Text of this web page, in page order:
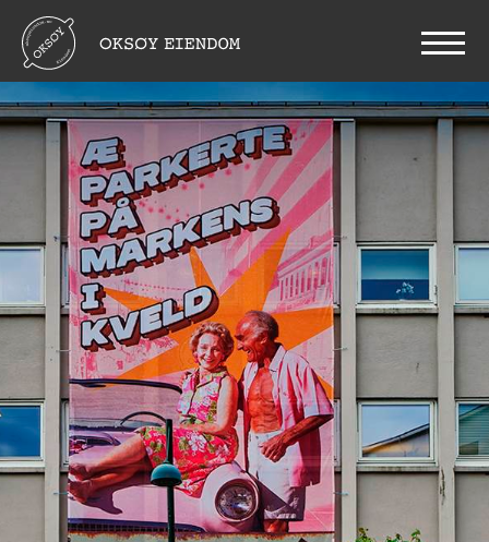
" />" />" />